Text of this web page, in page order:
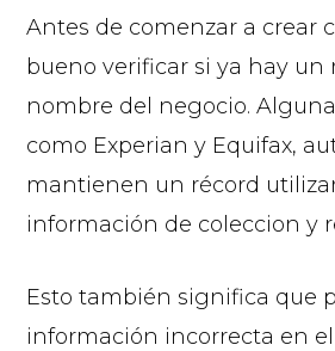
Antes de comenzar a crear
bueno verificar si ya hay un
nombre del negocio.
como Experian y Equifax,
mantienen un récord
información de coleccion y
Esto también significa que
información incorrecta en